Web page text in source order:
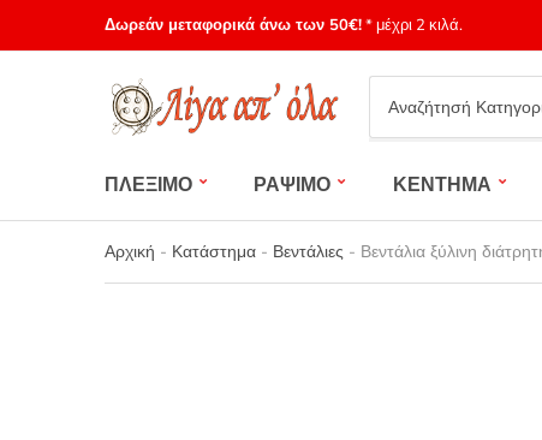
Δωρεάν μεταφορικά άνω των 50€!* μέχρι 2 κιλά.
Category
name
ΠΛΕΞΙΜΟ ΡΑΨΙΜΟ ΚΕΝΤΗΜΑ
Αρχική - Κατάστημα - Βεντάλιες - Βεντάλια ξύλινη